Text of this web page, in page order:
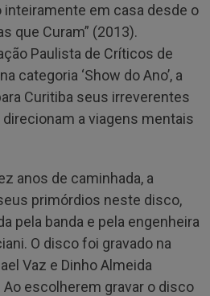
inteiramente em casa desde o
que Curam” (2013).
Paulista de Críticos de
categoria ‘Show do Ano’, a
Curitiba seus irreverentes
a viagens mentais
anos de caminhada, a
primórdios neste disco,
pela banda e pela engenheira
O disco foi gravado na
Vaz e Dinho Almeida
Ao escolherem gravar o disco